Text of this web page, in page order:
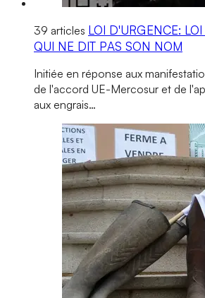
39 articles LOI D'URGENCE:
QUI NE DIT PAS SON NOM
Initiée en réponse aux
de l'accord UE-Mercosur et de
aux engrais…